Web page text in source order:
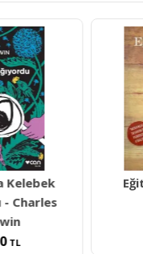
Kelebek
Charles
TL